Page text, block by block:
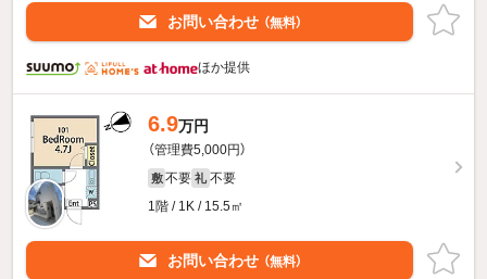
お問い合わせ （無料）
ほか提供
6.9万円
（管理費5,000円）
敷 不要 礼 不要
1階 / 1K / 15.5㎡
お問い合わせ （無料）